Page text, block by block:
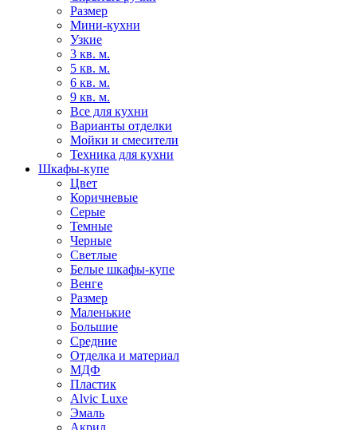
Размер
Мини-кухни
Узкие
3 кв. м.
5 кв. м.
6 кв. м.
9 кв. м.
Все для кухни
Варианты отделки
Мойки и смесители
Техника для кухни
Шкафы-купе
Цвет
Коричневые
Серые
Темные
Черные
Светлые
Белые шкафы-купе
Венге
Размер
Маленькие
Большие
Средние
Отделка и материал
МДФ
Пластик
Alvic Luxe
Эмаль
Акрил